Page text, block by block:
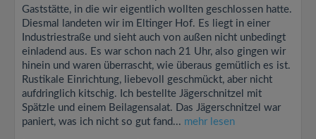
Gaststätte, in die wir eigentlich wollten geschlossen hatte.
Diesmal landeten wir im Eltinger Hof. Es liegt in einer
Industriestraße und sieht auch von außen nicht unbedingt
einladend aus. Es war schon nach 21 Uhr, also gingen wir
hinein und waren überrascht, wie überaus gemütlich es ist.
Rustikale Einrichtung, liebevoll geschmückt, aber nicht
aufdringlich kitschig. Ich bestellte Jägerschnitzel mit
Spätzle und einem Beilagensalat. Das Jägerschnitzel war
paniert, was ich nicht so gut fand... mehr lesen